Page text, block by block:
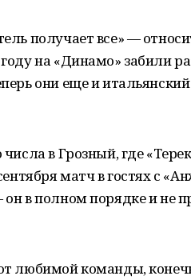
получает все» —
на «Динамо» забили
они еще и
в Грозный, где
матч в гостях с
в полном порядке и не
любимой команды,